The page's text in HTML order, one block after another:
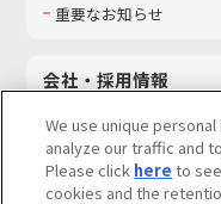
重要なお知らせ
会社・採用情報
採用情報
サステナビリティ
We use unique
analyze our traffic and
Please click here to
cookies and the